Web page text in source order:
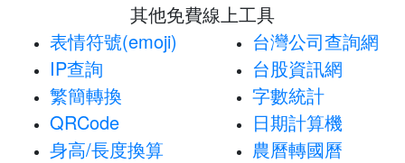
其他免費線上工具
表情符號(emoji)
IP查詢
繁簡轉換
QRCode
身高/長度換算
台灣公司查詢網
台股資訊網
字數統計
日期計算機
農曆轉國曆